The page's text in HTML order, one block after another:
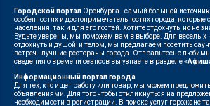
Городской портал Оренбурга - самый большой
особенностях и достопримечательностях города,
населения, так и для его гостей. Хотите отдохнуть, но не
Будьте уверены, мы поможем вам в выборе. Для веселых
отдохнуть и душой, и телом, мы предлагаем посетить
встреч - лучшие рестораны города. Отправьтесь с
сведения о времени сеансов вы узнаете в разделе
Информационный портал города
Для тех, кто ищет работу или товар, мы можем предложить
объявлениями. Для того чтобы откликнуться на
необходимости в регистрации. В поиске услуг горожане